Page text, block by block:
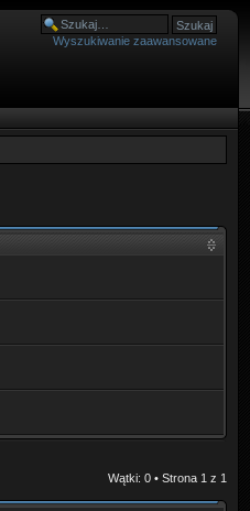
Wyszukiwanie zaawansowane
Wątki: 0 • Strona 1 z 1